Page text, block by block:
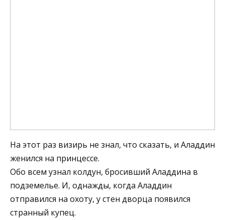
На этот раз визирь не знал, что сказать, и Аладдин
женился на принцессе.
Обо всем узнал колдун, бросивший Аладдина в
подземелье. И, однажды, когда Аладдин
отправился на охоту, у стен дворца появился
странный купец.